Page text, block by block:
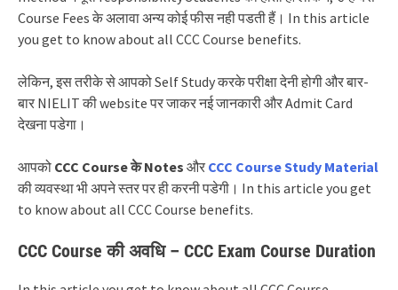
Course Fees के अलावा अन्य कोई फीस नही पडती हैं। In this article
you get to know about all CCC Course benefits.
लेकिन, इस तरीके से आपको Self Study करके परीक्षा देनी होगी और बार-
बार NIELIT की website पर जाकर नई जानकारी और Admit Card
देखना पडेगा।
आपको CCC Course के Notes और CCC Course Study Material
की व्यवस्था भी अपने स्तर पर ही करनी पडेगी। In this article you get
to know about all CCC Course benefits.
CCC Course की अवधि – CCC Exam Course Duration